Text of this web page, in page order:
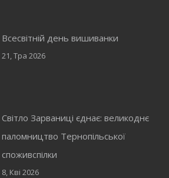
Всесвітній день вишиванки
21, Тра 2026
Світло Зарваниці єднає: великоднє
паломництво Тернопільської
споживспілки
8, Кві 2026